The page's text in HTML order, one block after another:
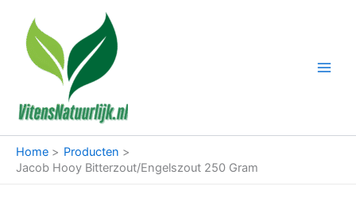
inhoud
Home
Producten
Jacob Hooy Bitterzout/Engelszout 250 Gram